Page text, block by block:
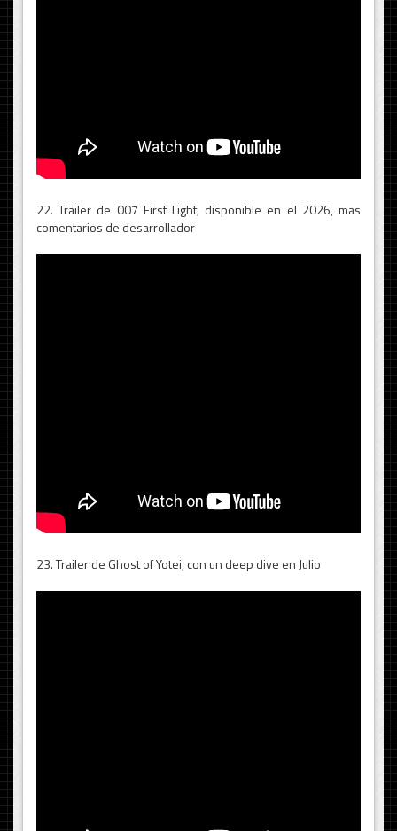
22. Trailer de 007 First Light, disponible en el 2026, mas
comentarios de desarrollador
23. Trailer de Ghost of Yotei, con un deep dive en Julio